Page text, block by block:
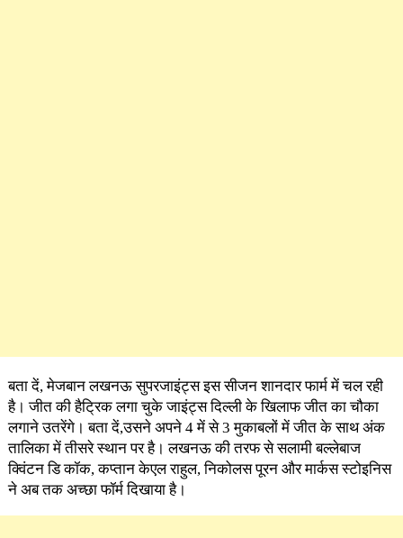
बता दें, मेजबान लखनऊ सुपरजाइंट्स इस सीजन शानदार फार्म में चल रही
है। जीत की हैट्रिक लगा चुके जाइंट्स दिल्ली के खिलाफ जीत का चौका
लगाने उतरेंगे। बता दें,उसने अपने 4 में से 3 मुकाबलों में जीत के साथ अंक
तालिका में तीसरे स्थान पर है। लखनऊ की तरफ से सलामी बल्लेबाज
क्विंटन डि कॉक, कप्तान केएल राहुल, निकोलस पूरन और मार्कस स्टोइनिस
ने अब तक अच्छा फॉर्म दिखाया है।